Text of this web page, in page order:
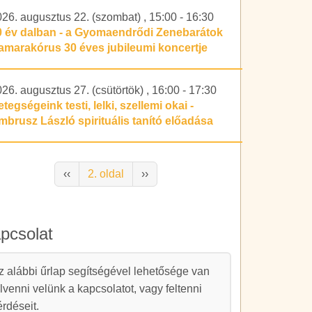
augusztus 22. (szombat) , 15:00 - 16:30
év dalban - a Gyomaendrődi Zenebarátok
30 éves jubileumi koncertje
augusztus 27. (csütörtök) , 16:00 - 17:30
testi, lelki, szellemi okai -
László spirituális tanító előadása
Előző oldal
‹‹ 2. oldal Következő oldal
››
alábbi űrlap segítségével lehetősége van
velünk a kapcsolatot, vagy feltenni